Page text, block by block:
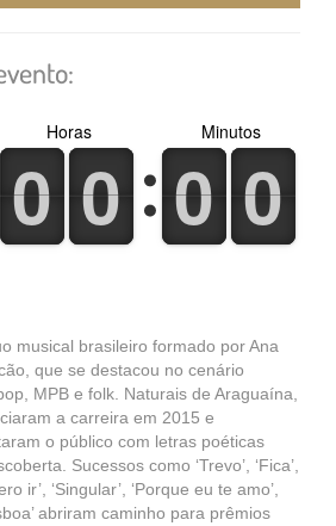
0
0
1
1 0
0
1
1
Horas
0
0
1
1 0
0
1
1
Minutos
musical brasileiro formado por Ana
que se destacou no cenário
MPB e folk. Naturais de Araguaína,
a carreira em 2015 e
o público com letras poéticas
Sucessos como ‘Trevo’, ‘Fica’,
ir’, ‘Singular’, ‘Porque eu te amo’,
abriram caminho para prêmios